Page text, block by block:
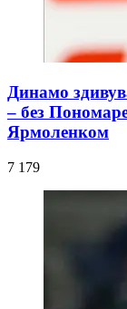
Динамо
– без
Ярмоленком
7 179